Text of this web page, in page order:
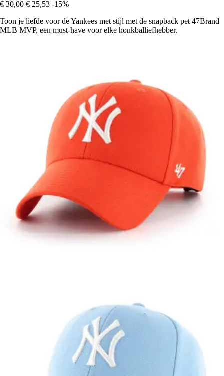
€ 30,00 € 25,53 -15%
Toon je liefde voor de Yankees met stijl met de snapback pet 47Brand
MLB MVP, een must-have voor elke honkballiefhebber.